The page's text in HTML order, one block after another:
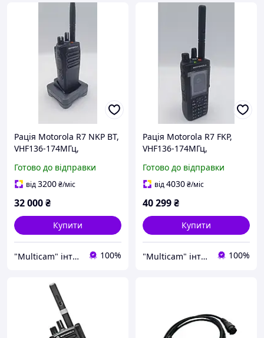
Рація Motorola R7 NKP BT,
VHF136-174МГц,
ліцензія АЕS256+ WIFI, 5
Вт 64 канали
Готово до відправки
від3200₴/міс
32 000₴
Купити
"Multicam" інтернет магазин 100%
Рація Motorola R7 FKP,
VHF136-174МГц,
ліцензія АЕS256 + WIFI, 5
Вт 64 каналів
Готово до відправки
від4030₴/міс
40 299₴
Купити
"Multicam" інтернет магазин 100%